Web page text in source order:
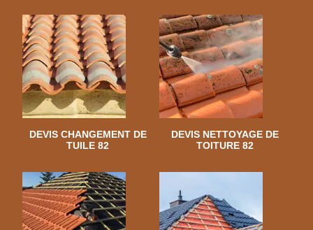
DEVIS CHANGEMENT DE
TUILE 82
DEVIS NETTOYAGE DE
TOITURE 82